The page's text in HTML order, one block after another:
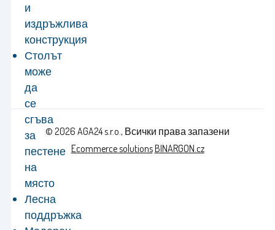
и
издръжлива
конструкция
Столът
може
да
се
сгъва
за
пестене
на
място
Лесна
поддръжка
© 2026 AGA24 s.r.o., Всички права запазени
Ecommerce solutionsBINARGON.cz